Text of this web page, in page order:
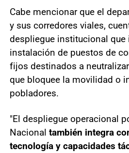
Cabe mencionar que el
y sus corredores viales,
despliegue institucional que
instalación de puestos de
fijos destinados a
que bloquee la movilidad o
pobladores.
"El despliegue operacional
Nacional también integra
tecnología y capacidades